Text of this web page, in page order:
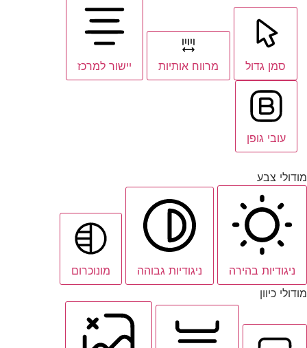
סמן גדול מרווח אותיות יישור למרכז
עובי גופן
מודולי צבע
ניגודיות בהירה ניגודיות גבוהה
מונוכרום
מודולי כיוון